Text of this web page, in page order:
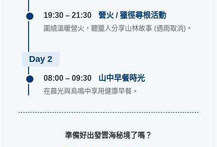
19:30 – 21:30 營火 / 獵徑尋根活動
圍繞溫暖營火，聽獵人分享山林故事 (遇雨取消)。
Day 2
08:00 – 09:30 山中早餐時光
在晨光與鳥鳴中享用健康早餐。
準備好出發雲海秘境了嗎？